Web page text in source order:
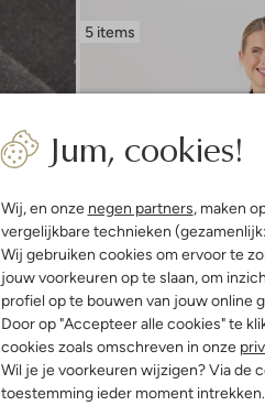
Jum, cookies!
Wij, en onze negen partners, maken
vergelijkbare technieken
Wij gebruiken cookies om ervoor te
jouw voorkeuren op te slaan, om
profiel op te bouwen van jouw online
Door op "Accepteer alle cookies" te
cookies zoals omschreven in onze
Wil je je voorkeuren wijzigen? Via de
toestemming ieder moment
5 items